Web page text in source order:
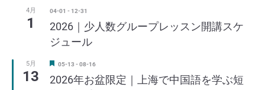
4月
1
04-01 - 12-31
2026｜少人数グループレッスン開講スケ
ジュール
5月
13
注
目
05-13 -08-16
2026年お盆限定｜上海で中国語を学ぶ短